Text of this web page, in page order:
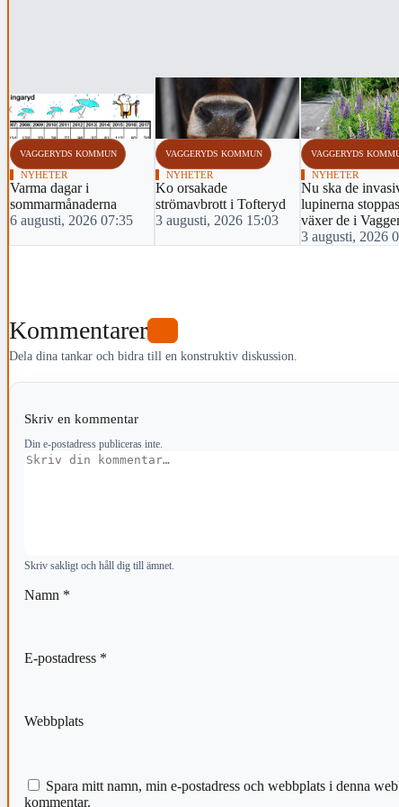
‹
VAGGERYDS KOMMUN
NYHETER
Varma dagar i
sommarmånaderna
6 augusti, 2026 07:35
VAGGERYDS KOMMUN
NYHETER
Ko orsakade
strömavbrott i Tofteryd
3 augusti, 2026 15:03
VAGGERYDS
NYHETER
Nu ska de
lupinerna
växer de i
3 augusti, 2026
Kommentarer
Dela dina tankar och bidra till en konstruktiv diskussion.
Skriv en kommentar
Din e-postadress publiceras inte.
Kommentar
Skriv sakligt och håll dig till ämnet.
Namn *
E-postadress *
Webbplats
Spara mitt namn, min e-postadress och webbplats i denna
kommentar.